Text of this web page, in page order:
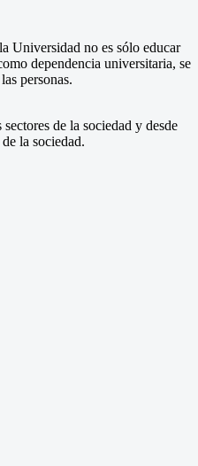
Universidad no es sólo educar
dependencia universitaria, se
personas.
de la sociedad y desde
la sociedad.